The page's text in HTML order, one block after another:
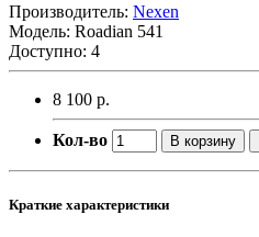
Производитель: Nexen
Модель: Roadian 541
Доступно: 4
8 100 р.
Кол-во В корзину
Краткие характеристики